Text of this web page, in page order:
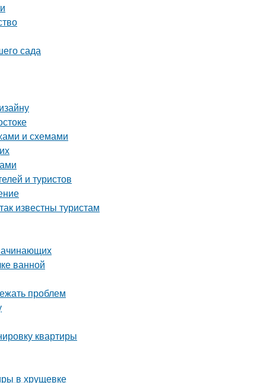
сада
и схемами
и туристов
известны туристам
ванной
проблем
квартиры
в хрущевке